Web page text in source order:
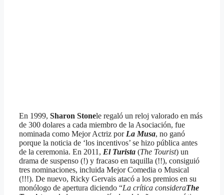
En 1999, Sharon Stonele regaló un reloj valorado en más
de 300 dolares a cada miembro de la Asociación, fue
nominada como Mejor Actriz porLa Musa, no ganó
porque la noticia de ‘los incentivos’ se hizo pública antes
de la ceremonia. En 2011, El Turista (The Tourist) un
drama de suspenso (!) y fracaso en taquilla (!!), consiguió
tres nominaciones, incluida Mejor Comedia o Musical
(!!!). De nuevo, Ricky Gervais atacó a los premios en su
monólogo de apertura diciendo “La crítica consideraThe